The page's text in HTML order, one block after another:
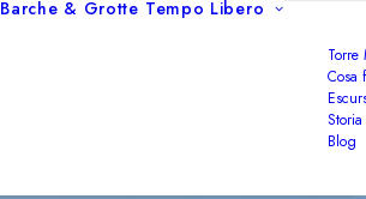
Barche & Grotte Tempo Libero
Torre
Cosa
Blog